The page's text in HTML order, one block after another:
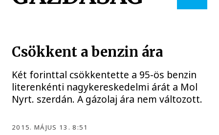
Csökkent a benzin ára
Két forinttal csökkentette a 95-ös benzin
literenkénti nagykereskedelmi árát a Mol
Nyrt. szerdán. A gázolaj ára nem változott.
2015. MÁJUS 13. 8:51